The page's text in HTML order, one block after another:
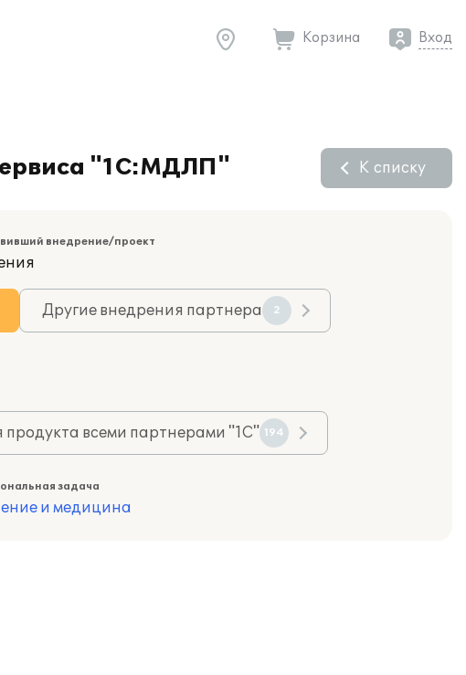
Корзина Вход
"1С:МДЛП" К списку
внедрение/проект
Другие внедрения партнера 2
продукта всеми партнерами "1С" 194
задача
и медицина